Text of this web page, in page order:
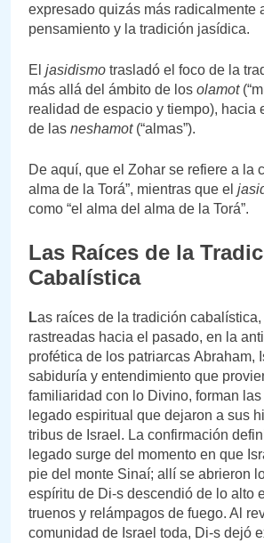
expresado quizás más radicalmente
pensamiento y la tradición jasídica.
El jasidismo trasladó el foco de la
más allá del ámbito de los olamot
realidad de espacio y tiempo), hacia
de las neshamot(“almas”).
De aquí, que el Zohar se refiere a la
alma de la Torá”, mientras que el
como “el alma del alma de la Torá”.
Las Raíces de la
Cabalística
Las raíces de la tradición
rastreadas hacia el pasado, en la
profética de los patriarcas Abraham,
sabiduría y entendimiento que
familiaridad con lo Divino, forman las
legado espiritual que dejaron a sus
tribus de Israel. La confirmación
legado surge del momento en que
pie del monte Sinaí; allí se abrieron
espíritu de Di-s descendió de lo alto
truenos y relámpagos de fuego. Al
comunidad de Israel toda, Di-s dejó